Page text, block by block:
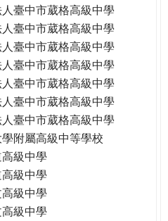
臺中市葳格高級中學
臺中市葳格高級中學
臺中市葳格高級中學
臺中市葳格高級中學
臺中市葳格高級中學
臺中市葳格高級中學
臺中市葳格高級中學
附屬高級中等學校
級中學
級中學
級中學
級中學